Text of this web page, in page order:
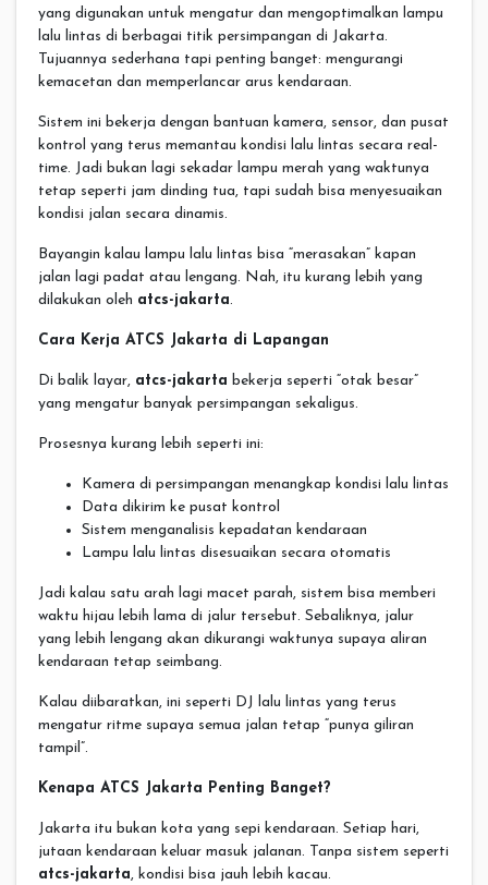
yang digunakan untuk mengatur dan mengoptimalkan lampu
lalu lintas di berbagai titik persimpangan di Jakarta.
Tujuannya sederhana tapi penting banget: mengurangi
kemacetan dan memperlancar arus kendaraan.
Sistem ini bekerja dengan bantuan kamera, sensor, dan pusat
kontrol yang terus memantau kondisi lalu lintas secara real-
time. Jadi bukan lagi sekadar lampu merah yang waktunya
tetap seperti jam dinding tua, tapi sudah bisa menyesuaikan
kondisi jalan secara dinamis.
Bayangin kalau lampu lalu lintas bisa “merasakan” kapan
jalan lagi padat atau lengang. Nah, itu kurang lebih yang
dilakukan oleh atcs-jakarta.
Cara Kerja ATCS Jakarta di Lapangan
Di balik layar, atcs-jakarta bekerja seperti “otak besar”
yang mengatur banyak persimpangan sekaligus.
Prosesnya kurang lebih seperti ini:
Kamera di persimpangan menangkap kondisi lalu lintas
Data dikirim ke pusat kontrol
Sistem menganalisis kepadatan kendaraan
Lampu lalu lintas disesuaikan secara otomatis
Jadi kalau satu arah lagi macet parah, sistem bisa memberi
waktu hijau lebih lama di jalur tersebut. Sebaliknya, jalur
yang lebih lengang akan dikurangi waktunya supaya aliran
kendaraan tetap seimbang.
Kalau diibaratkan, ini seperti DJ lalu lintas yang terus
mengatur ritme supaya semua jalan tetap “punya giliran
tampil”.
Kenapa ATCS Jakarta Penting Banget?
Jakarta itu bukan kota yang sepi kendaraan. Setiap hari,
jutaan kendaraan keluar masuk jalanan. Tanpa sistem seperti
atcs-jakarta, kondisi bisa jauh lebih kacau.